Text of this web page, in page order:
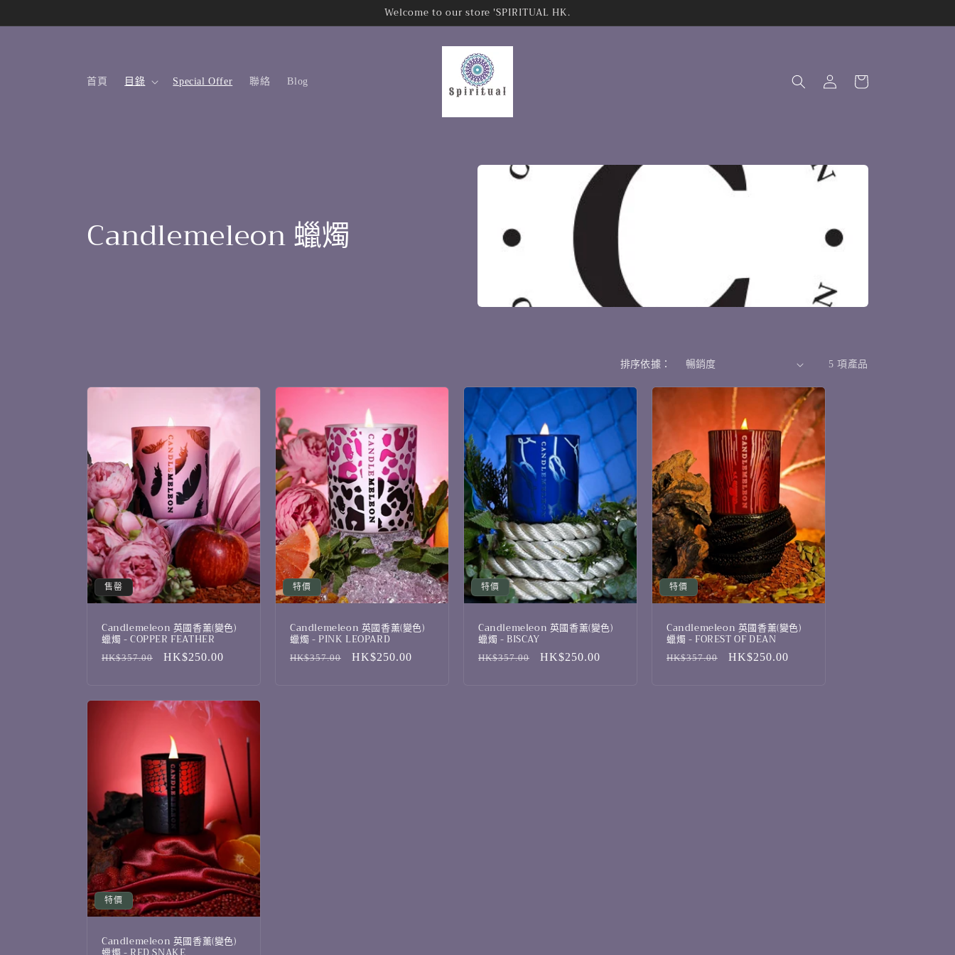
Welcome to our store 'SPIRITUAL HK.
首頁 目錄 Special Offer 聯絡 Blog
入
物
商
:
Candlemeleon 蠟燭
排序依據： 5 項產品
售罄
Candlemeleon 英國香薰(變色)
蠟燭 - COPPER FEATHER
定
HK$357.00
售
HK$250.00
特價
Candlemeleon 英國香薰(變色)
蠟燭 - PINK LEOPARD
定
HK$357.00
售
HK$250.00
特價
Candlemeleon 英國香薰(變色)
蠟燭 - BISCAY
定
HK$357.00
售
HK$250.00
特價
Candlemeleon 英國香薰(變色)
蠟燭 - FOREST OF DEAN
定
HK$357.00
售
HK$250.00
特價
Candlemeleon 英國香薰(變色)